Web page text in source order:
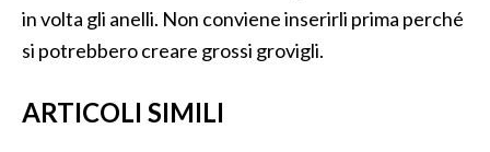
in volta gli anelli. Non conviene inserirli prima perché
si potrebbero creare grossi grovigli.
ARTICOLI SIMILI